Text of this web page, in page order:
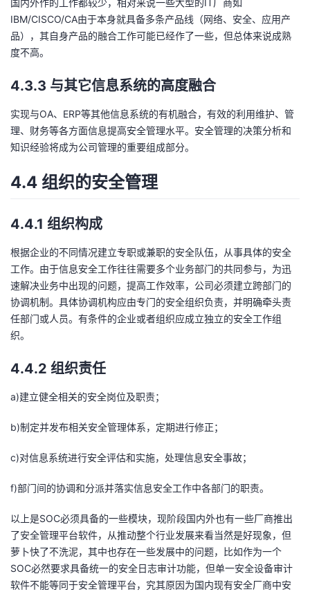
国内外作的工作都较少，相对来说一些大型的IT厂商如
IBM/CISCO/CA由于本身就具备多条产品线（网络、安全、应用产
品），其自身产品的融合工作可能已经作了一些，但总体来说成熟
度不高。
4.3.3 与其它信息系统的高度融合
实现与OA、ERP等其他信息系统的有机融合，有效的利用维护、管
理、财务等各方面信息提高安全管理水平。安全管理的决策分析和
知识经验将成为公司管理的重要组成部分。
4.4 组织的安全管理
4.4.1 组织构成
根据企业的不同情况建立专职或兼职的安全队伍，从事具体的安全
工作。由于信息安全工作往往需要多个业务部门的共同参与，为迅
速解决业务中出现的问题，提高工作效率，公司必须建立跨部门的
协调机制。具体协调机构应由专门的安全组织负责，并明确牵头责
任部门或人员。有条件的企业或者组织应成立独立的安全工作组
织。
4.4.2 组织责任
a)建立健全相关的安全岗位及职责；
b)制定并发布相关安全管理体系，定期进行修正；
c)对信息系统进行安全评估和实施，处理信息安全事故；
f)部门间的协调和分派并落实信息安全工作中各部门的职责。
以上是SOC必须具备的一些模块，现阶段国内外也有一些厂商推出
了安全管理平台软件，从推动整个行业发展来看当然是好现象，但
萝卜快了不洗泥，其中也存在一些发展中的问题，比如作为一个
SOC必然要求具备统一的安全日志审计功能，但单一安全设备审计
软件不能等同于安全管理平台，究其原因为国内现有安全厂商中安